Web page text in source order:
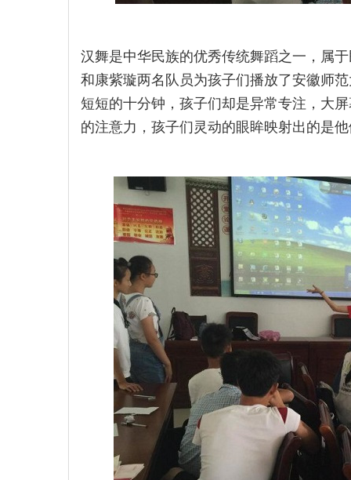
汉舞是中华民族的优秀传统舞蹈之一，属
和康紫璇两名队员为孩子们播放了安徽师
短短的十分钟，孩子们却是异常专注，大
的注意力，孩子们灵动的眼眸映射出的是